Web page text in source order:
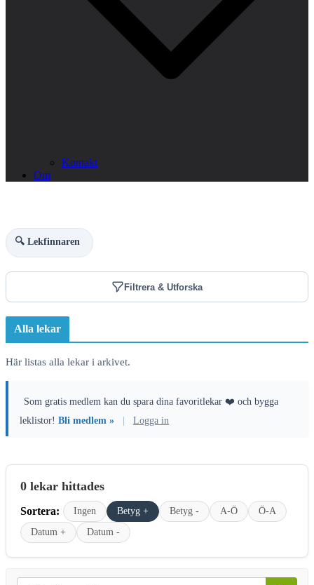
Kontakt
Om
🔍 Lekfinnaren
Filtrera & Utforska
Alla lekar
Här listas alla lekar i arkivet.
Som gratis medlem kan du spara dina favoritlekar ❤️ och bygga
leklistor! Bli medlem » Logga in
0 lekar hittades
Sortera: Ingen Betyg + Betyg - A-Ö
Ö-A
Datum +
Datum -